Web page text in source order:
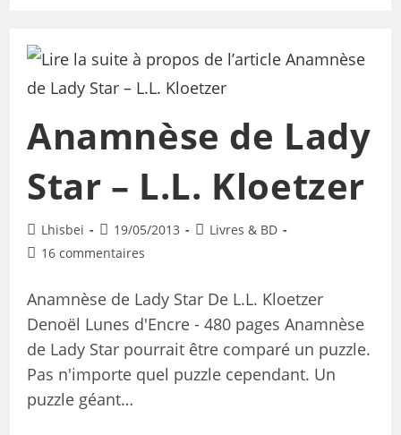
Anamnèse de Lady
Star – L.L. Kloetzer
Lhisbei 19/05/2013
Livres & BD
16 commentaires
Anamnèse de Lady Star De L.L. Kloetzer
Denoël Lunes d'Encre - 480 pages Anamnèse
de Lady Star pourrait être comparé un puzzle.
Pas n'importe quel puzzle cependant. Un
puzzle géant…